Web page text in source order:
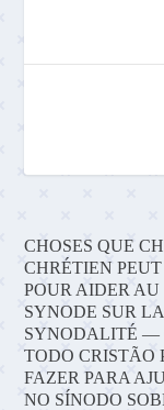
CHOSES QUE
CHRÉTIEN
POUR AIDER AU
SYNODE SUR LA
SYNODALITÉ —
TODO CRISTÃO
FAZER PARA
NO SÍNODO